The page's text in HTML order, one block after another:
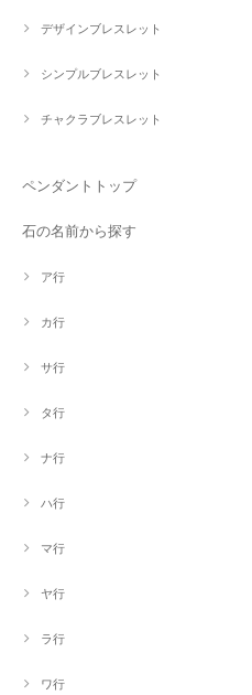
デザインブレスレット
シンプルブレスレット
チャクラブレスレット
ペンダントトップ
石の名前から探す
ア行
カ行
サ行
タ行
ナ行
ハ行
マ行
ヤ行
ラ行
ワ行